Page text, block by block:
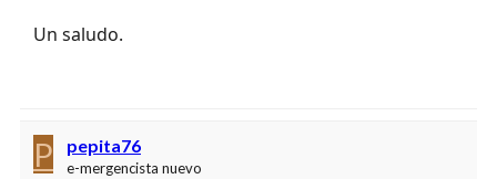
Un saludo.
P pepita76
e-mergencista nuevo